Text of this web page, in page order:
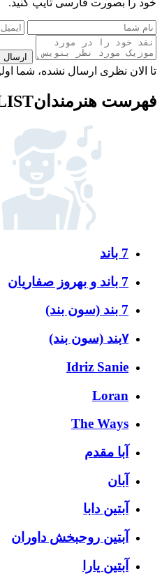
خود را بصورت فارسی تایپ کنید.
ارسال
تا الان نظری ارسال نشده، شما
فهرست هنرمندان
7 باند
7 باند و بهروز صفاریان
7 بند (سون بند)
۷بند (سون بند)
Idriz Sanie
Loran
The Ways
آبا مقدم
آبان
آبتین دابا
آبتین روحبخش داوران
آبتین یارا